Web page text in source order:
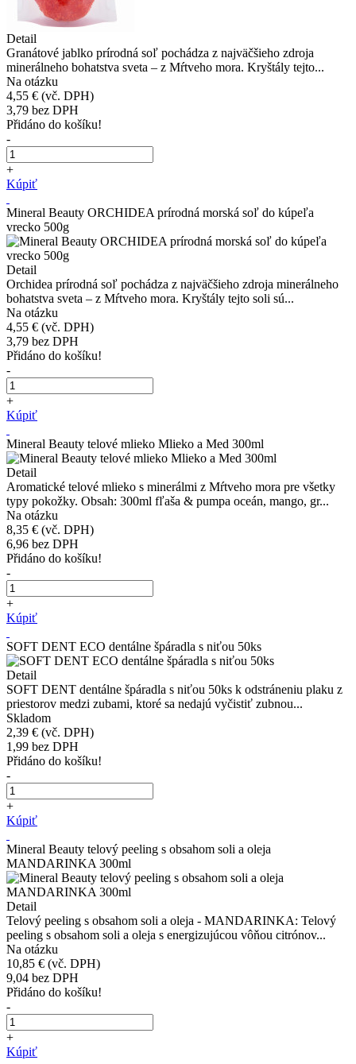
Detail
Granátové jablko prírodná soľ pochádza z najväčšieho zdroja
minerálneho bohatstva sveta – z Mŕtveho mora. Kryštály tejto...
Na otázku
4,55 € (vč. DPH)
3,79 bez DPH
Přidáno do košíku!
-
+
Kúpiť
Mineral Beauty ORCHIDEA prírodná morská soľ do kúpeľa
vrecko 500g
Detail
Orchidea prírodná soľ pochádza z najväčšieho zdroja minerálneho
bohatstva sveta – z Mŕtveho mora. Kryštály tejto soli sú...
Na otázku
4,55 € (vč. DPH)
3,79 bez DPH
Přidáno do košíku!
-
+
Kúpiť
Mineral Beauty telové mlieko Mlieko a Med 300ml
Detail
Aromatické telové mlieko s minerálmi z Mŕtveho mora pre všetky
typy pokožky. Obsah: 300ml fľaša & pumpa oceán, mango, gr...
Na otázku
8,35 € (vč. DPH)
6,96 bez DPH
Přidáno do košíku!
-
+
Kúpiť
SOFT DENT ECO dentálne špáradla s niťou 50ks
Detail
SOFT DENT dentálne špáradla s niťou 50ks k odstráneniu plaku z
priestorov medzi zubami, ktoré sa nedajú vyčistiť zubnou...
Skladom
2,39 € (vč. DPH)
1,99 bez DPH
Přidáno do košíku!
-
+
Kúpiť
Mineral Beauty telový peeling s obsahom soli a oleja
MANDARINKA 300ml
Detail
Telový peeling s obsahom soli a oleja - MANDARINKA: Telový
peeling s obsahom soli a oleja s energizujúcou vôňou citrónov...
Na otázku
10,85 € (vč. DPH)
9,04 bez DPH
Přidáno do košíku!
-
+
Kúpiť